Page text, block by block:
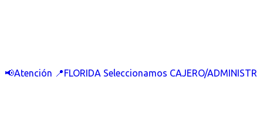
📢Atención 📍FLORIDA Seleccionamos CAJERO/ADMINISTR